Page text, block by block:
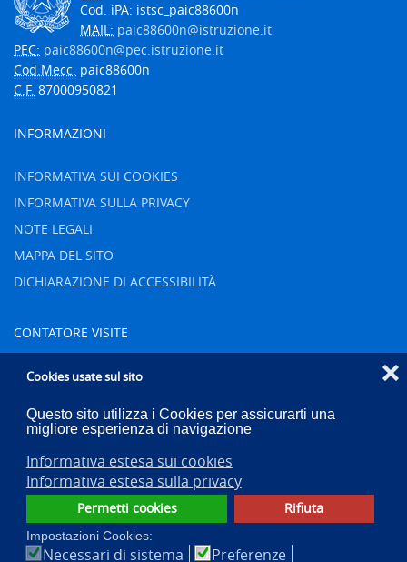
Cookies usate sul sito
Questo sito utilizza i Cookies per assicurarti una
migliore esperienza di navigazione
Informativa estesa sui cookies
Informativa estesa sulla privacy
Permetti cookies Rifiuta
❌
Impostazioni Cookies:
Necessari di sistema Preferenze
Cod. iPA: istsc_paic88600n
MAIL: paic88600n@istruzione.it
PEC: paic88600n@pec.istruzione.it
Cod.Mecc. paic88600n
C.F. 87000950821
INFORMAZIONI
INFORMATIVA SUI COOKIES
INFORMATIVA SULLA PRIVACY
NOTE LEGALI
MAPPA DEL SITO
DICHIARAZIONE DI ACCESSIBILITÀ
CONTATORE VISITE
Oggi
48
Settimana
Mese
Totale